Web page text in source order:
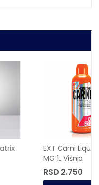
EXT Carni Liquid 120000